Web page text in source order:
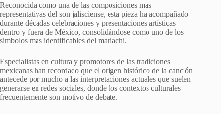
Reconocida como una de las composiciones más
representativas del son jalisciense, esta pieza ha acompañado
durante décadas celebraciones y presentaciones artísticas
dentro y fuera de México, consolidándose como uno de los
símbolos más identificables del mariachi.
Especialistas en cultura y promotores de las tradiciones
mexicanas han recordado que el origen histórico de la canción
antecede por mucho a las interpretaciones actuales que suelen
generarse en redes sociales, donde los contextos culturales
frecuentemente son motivo de debate.